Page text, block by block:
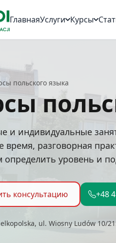
ГлавнаяУслуги Курсы
польского языка
и индивидуальные
время, разговорная
уровень и
консультацию +48
ul. Wiosny Ludów 10/